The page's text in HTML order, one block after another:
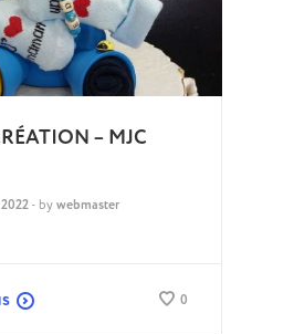
– MJC
- by webmaster
0